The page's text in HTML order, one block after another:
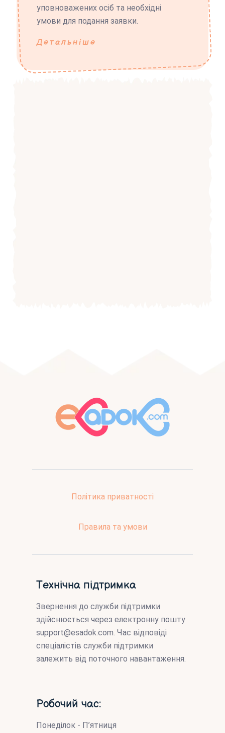
уповноважених осіб та необхідні
умови для подання заявки.
Детальніше
Політика приватності
Правила та умови
Технічна підтримка
Звернення до служби підтримки
здійснюється через електронну пошту
support@esadok.com. Час відповіді
спеціалістів служби підтримки
залежить від поточного навантаження.
Робочий час:
Понеділок - П’ятниця